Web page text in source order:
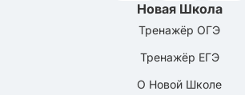
Новая Школа
Тренажёр ОГЭ
Тренажёр ЕГЭ
О Новой Школе